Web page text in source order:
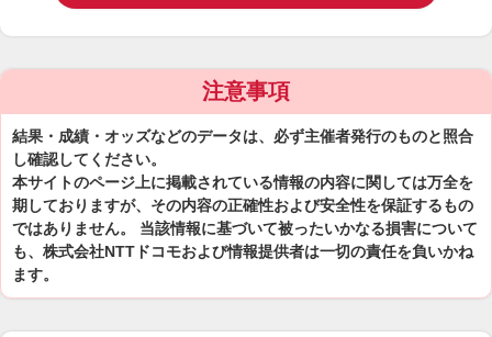
注意事項
結果・成績・オッズなどのデータは、必ず主催者発行のものと照合
し確認してください。
本サイトのページ上に掲載されている情報の内容に関しては万全を
期しておりますが、その内容の正確性および安全性を保証するもの
ではありません。 当該情報に基づいて被ったいかなる損害について
も、株式会社NTTドコモおよび情報提供者は一切の責任を負いかね
ます。